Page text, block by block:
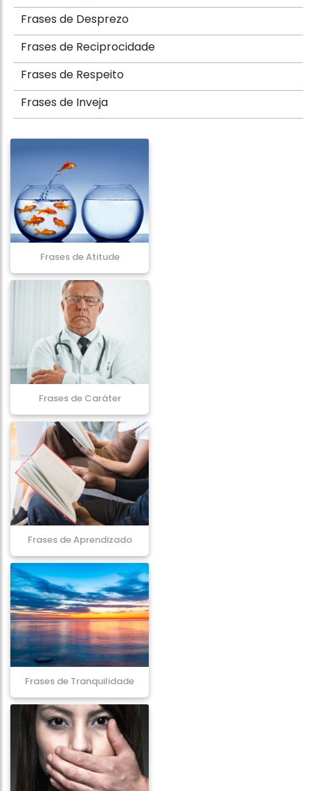
Frases de Desprezo
Frases de Reciprocidade
Frases de Respeito
Frases de Inveja
Frases de Atitude
Frases de Caráter
Frases de Aprendizado
Frases de Tranquilidade